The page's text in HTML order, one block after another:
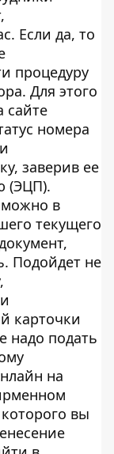
Если да, то
процедуру
Для этого
сайте
номера
заверив ее
(ЭЦП).
можно в
текущего
Подойдет не
карточки
надо подать
на
вы